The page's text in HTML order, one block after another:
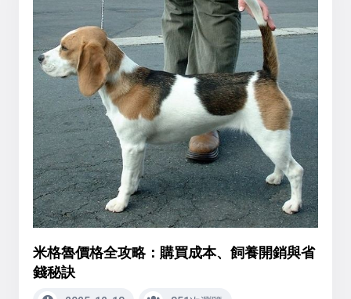
米格魯價格全攻略：購買成本、飼養開銷與省
錢秘訣